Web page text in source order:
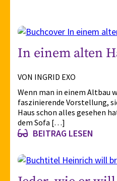
In einem alten
VON INGRID EXO
Wenn man in einem Altbau
faszinierende Vorstellung,
Haus schon alles gesehen
dem Sofa […]
BEITRAG LESEN